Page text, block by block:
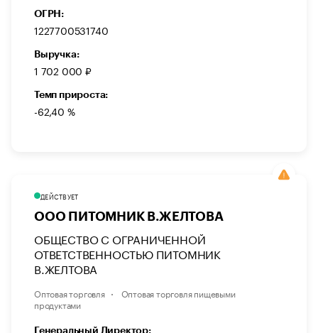
ОГРН:
1227700531740
Выручка:
1 702 000 ₽
Темп прироста:
-62,40 %
ДЕЙСТВУЕТ
ООО ПИТОМНИК В.ЖЕЛТОВА
ОБЩЕСТВО С ОГРАНИЧЕННОЙ
ОТВЕТСТВЕННОСТЬЮ ПИТОМНИК
В.ЖЕЛТОВА
Оптовая торговля
Оптовая торговля пищевыми
продуктами
Генеральный Директор: